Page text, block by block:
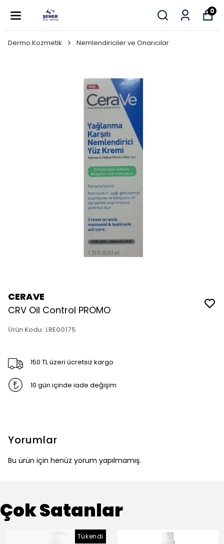
0
Dermo Kozmetik Nemlendiriciler ve Onarıcılar
CERAVE
CRV Oil Control PROMO
Ürün Kodu: LRE00175
150 TL üzeri ücretsiz kargo
10 gün içinde iade değişim
Yorumlar
Bu ürün için henüz yorum yapılmamış.
Çok Satanlar
Tükendi